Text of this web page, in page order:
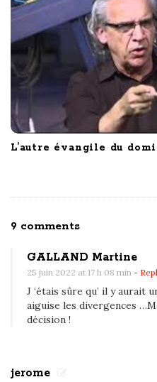
L’autre évangile du
9 commentsO
L
C
GALLAND Martine
25 juin 2022 at 17 h 08 min -
J ‘étais sûre qu’ il y aurait
aiguise les divergences
décision !
jerome